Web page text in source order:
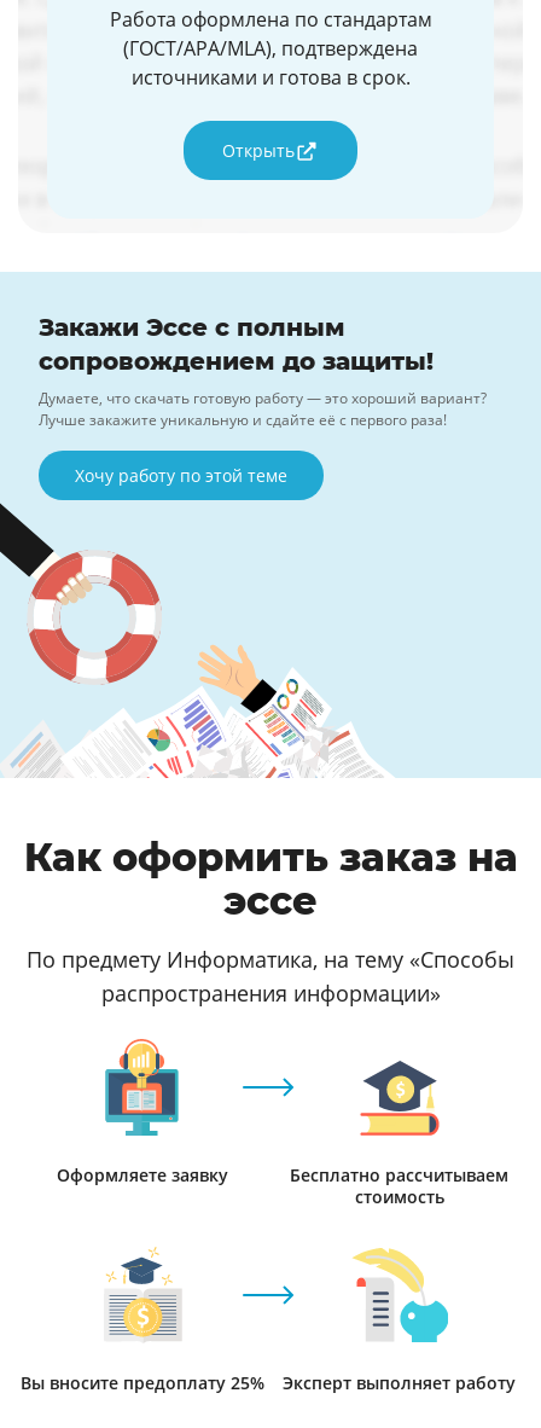
Работа оформлена по стандартам
(ГОСТ/APA/MLA), подтверждена
источниками и готова в срок.
Открыть
Закажи Эссе с полным
сопровождением до защиты!
Думаете, что скачать готовую работу — это хороший вариант?
Лучше закажите уникальную и сдайте её с первого раза!
Хочу работу по этой теме
Как оформить заказ на
эссе
По предмету Информатика, на тему «Способы
распространения информации»
Оформляете заявку
Бесплатно рассчитываем
стоимость
Вы вносите предоплату 25% Эксперт выполняет работу